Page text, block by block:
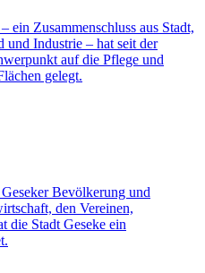
ein Zusammenschluss aus Stadt,
und Industrie – hat seit der
auf die Pflege und
gelegt.
Bevölkerung und
den Vereinen,
die Stadt Geseke ein